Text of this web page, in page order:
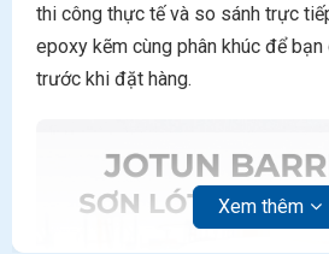
thi công thực tế và so sánh trực
epoxy kẽm cùng phân khúc để
trước khi đặt hàng.
Xem thêm